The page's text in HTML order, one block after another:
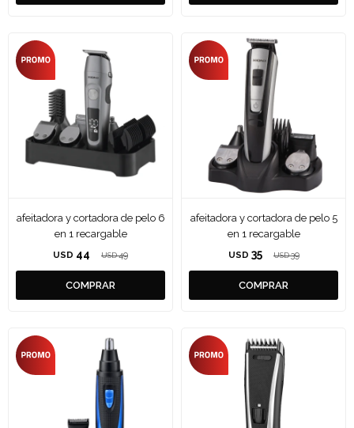
afeitadora y cortadora de pelo 6
en 1 recargable
USD 44 USD 49
afeitadora y cortadora de pelo 5
en 1 recargable
USD 35 USD 39